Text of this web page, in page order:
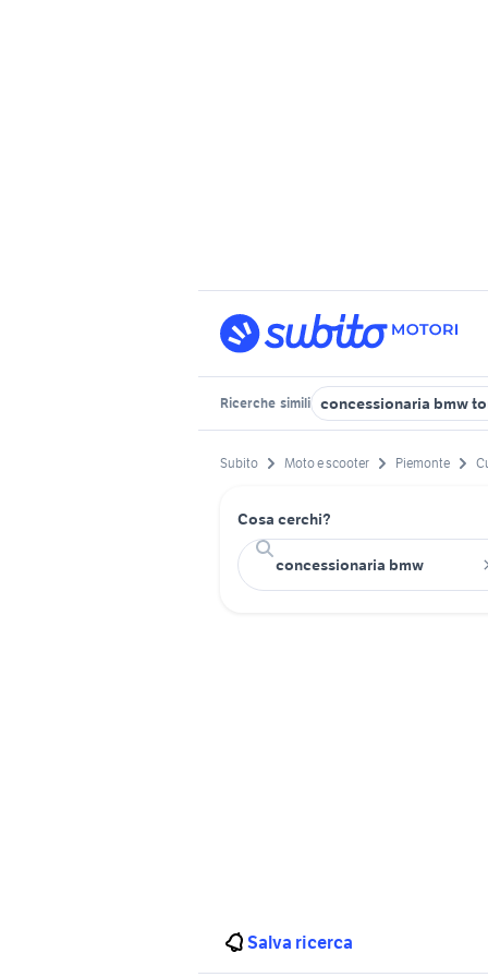
Ricerche simili concessionaria bmw
Subito Moto e scooter Piemonte
Cosa cerchi?
Salva ricerca